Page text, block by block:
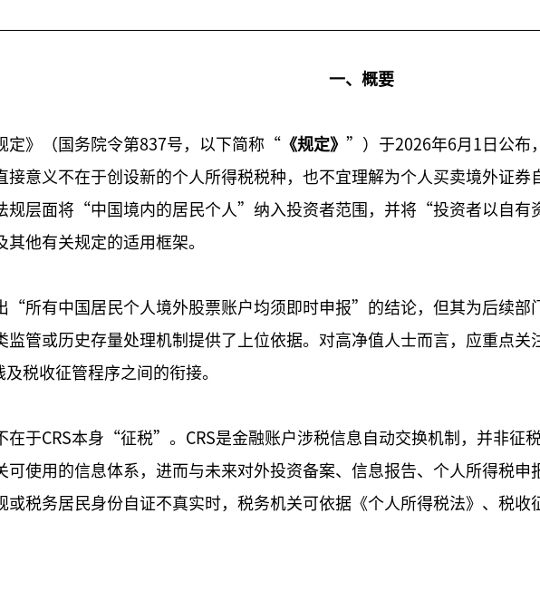
一、概要
定》（国务院令第837号，以下简称“ 《规定》”）于2026年6月1日公布
接意义不在于创设新的个人所得税税种，也不宜理解为个人买卖境外证
规层面将“中国境内的居民个人”纳入投资者范围，并将“投资者以自有
他有关规定的适用框架。
“所有中国居民个人境外股票账户均须即时申报”的结论，但其为后续部
监管或历史存量处理机制提供了上位依据。对高净值人士而言，应重点关
税收征管程序之间的衔接。
在于CRS本身“征税”。CRS是金融账户涉税信息自动交换机制，并非征
可使用的信息体系，进而与未来对外投资备案、信息报告、个人所得税
或税务居民身份自证不真实时，税务机关可依据《个人所得税法》、税